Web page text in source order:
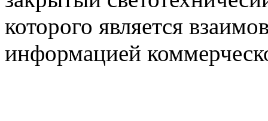
которого является
информацией